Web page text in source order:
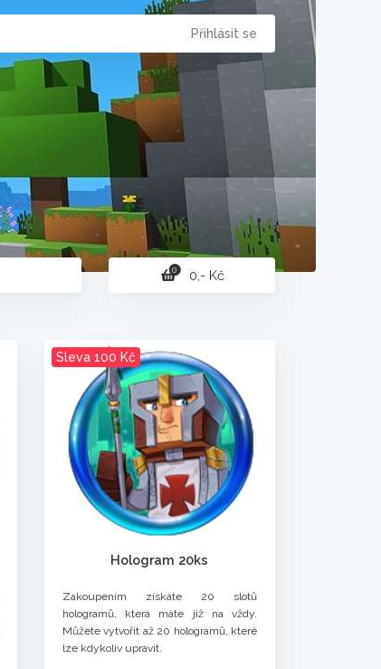
Přihlásit se
0 0,- Kč
Sleva 100 Kč
Hologram 20ks
Zakoupením získáte 20 slotů
hologramů, která máte již na vždy.
Můžete vytvořit až 20 hologramů, které
lze kdykoliv upravit.